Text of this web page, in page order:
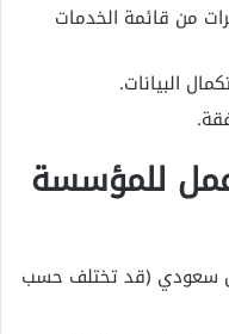
من قائمة الخدمات
البيانات.
للمؤسسة
ريال سعودي (قد تختلف حسب